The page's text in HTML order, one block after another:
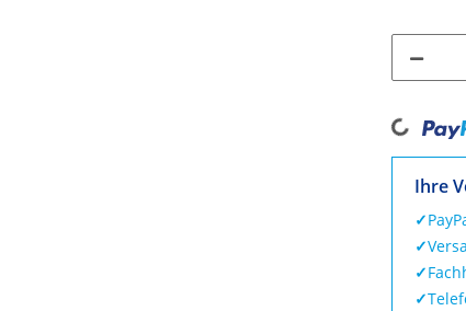
Loading...
Ihre
✓
✓
✓
✓